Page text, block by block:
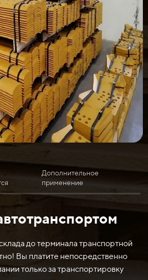
Дополнительное
применение
до терминала транспортной
Вы платите непосредственно
только за транспортировку
011501-93-23-01 (4 отверстия
(Промтрактор) обычно
и строительной
различных задач. Вот
применений этого ножа: